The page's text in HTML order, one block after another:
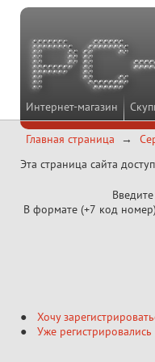
Интернет-магазин
Главная страница
Эта страница сайта
В формате (+7 код
Хочу
Уже